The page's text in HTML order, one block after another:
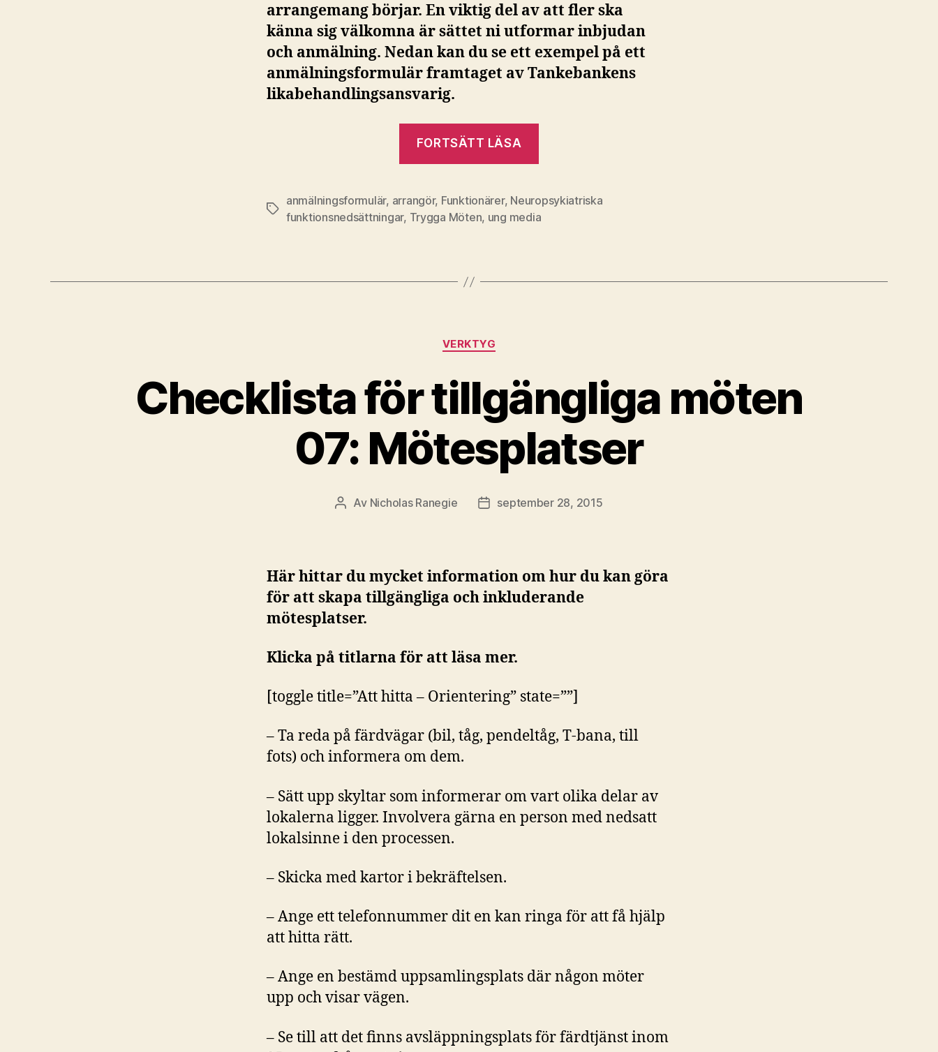
arrangemang börjar. En viktig del av att fler ska
känna sig välkomna är sättet ni utformar inbjudan
och anmälning. Nedan kan du se ett exempel på ett
anmälningsformulär framtaget av Tankebankens
likabehandlingsansvarig.
FORTSÄTT LÄSA
bra
anmälningsformulär”
Etiketter
anmälningsformulär, arrangör, Funktionärer, Neuropsykiatriska
funktionsnedsättningar, Trygga Möten, ung media
Kategorier
VERKTYG
Checklista för tillgängliga möten
07: Mötesplatser
Inläggsförfattare
Av Nicholas Ranegie Inläggsdatum
september 28, 2015
Här hittar du mycket information om hur du kan göra
för att skapa tillgängliga och inkluderande
mötesplatser.
Klicka på titlarna för att läsa mer.
[toggle title=”Att hitta – Orientering” state=””]
– Ta reda på färdvägar (bil, tåg, pendeltåg, T-bana, till
fots) och informera om dem.
– Sätt upp skyltar som informerar om vart olika delar av
lokalerna ligger. Involvera gärna en person med nedsatt
lokalsinne i den processen.
– Skicka med kartor i bekräftelsen.
– Ange ett telefonnummer dit en kan ringa för att få hjälp
att hitta rätt.
– Ange en bestämd uppsamlingsplats där någon möter
upp och visar vägen.
– Se till att det finns avsläppningsplats för färdtjänst inom